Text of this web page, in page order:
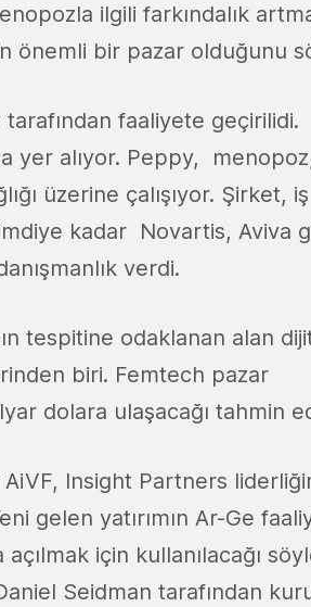
ilgili farkındalık
önemli bir pazar olduğunu
tarafından faaliyete geçirilidi.
yer alıyor. Peppy,
üzerine çalışıyor. Şirket, iş
kadar Novartis, Aviva
verdi.
tespitine odaklanan alan
biri. Femtech pazar
dolara ulaşacağı tahmin
Insight Partners
gelen yatırımın Ar-Ge
için kullanılacağı
Seidman tarafından